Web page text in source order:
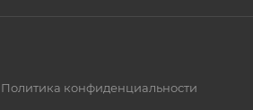
Политика конфиденциальности